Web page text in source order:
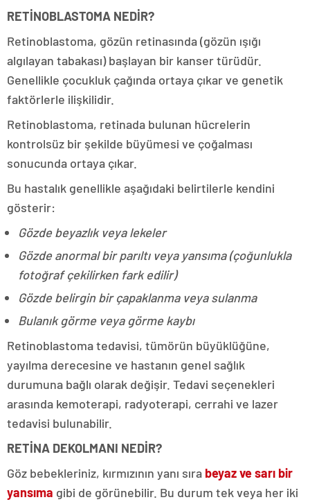
RETİNOBLASTOMA NEDİR?
Retinoblastoma, gözün retinasında (gözün ışığı
algılayan tabakası) başlayan bir kanser türüdür.
Genellikle çocukluk çağında ortaya çıkar ve genetik
faktörlerle ilişkilidir.
Retinoblastoma, retinada bulunan hücrelerin
kontrolsüz bir şekilde büyümesi ve çoğalması
sonucunda ortaya çıkar.
Bu hastalık genellikle aşağıdaki belirtilerle kendini
gösterir:
Gözde beyazlık veya lekeler
Gözde anormal bir parıltı veya yansıma (çoğunlukla
fotoğraf çekilirken fark edilir)
Gözde belirgin bir çapaklanma veya sulanma
Bulanık görme veya görme kaybı
Retinoblastoma tedavisi, tümörün büyüklüğüne,
yayılma derecesine ve hastanın genel sağlık
durumuna bağlı olarak değişir. Tedavi seçenekleri
arasında kemoterapi, radyoterapi, cerrahi ve lazer
tedavisi bulunabilir.
RETİNA DEKOLMANI NEDİR?
Göz bebekleriniz, kırmızının yanı sıra beyaz ve sarı bir
yansıma gibi de görünebilir. Bu durum tek veya her iki